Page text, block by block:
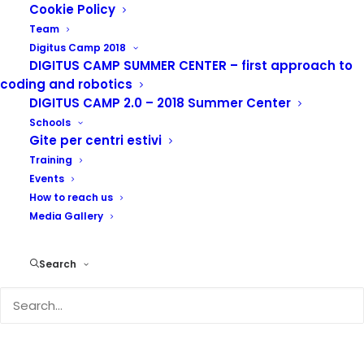
Cookie Policy
Team
Digitus Camp 2018
DIGITUS CAMP SUMMER CENTER – first approach to
coding and robotics
DIGITUS CAMP 2.0 – 2018 Summer Center
Schools
Gite per centri estivi
Training
Events
How to reach us
Media Gallery
Search